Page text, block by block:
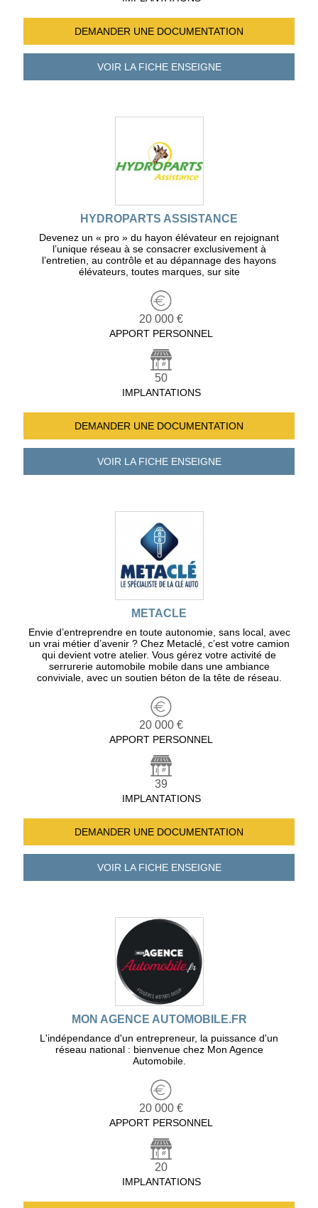
DEMANDER UNE DOCUMENTATION
VOIR LA FICHEENSEIGNE
HYDROPARTS ASSISTANCE
Devenez un « pro » du hayon élévateur en rejoignant
l’unique réseau à se consacrer exclusivement à
l’entretien, au contrôle et au dépannage des hayons
élévateurs, toutes marques, sur site
20 000 €
APPORT PERSONNEL
50
IMPLANTATIONS
DEMANDER UNE DOCUMENTATION
VOIR LA FICHEENSEIGNE
METACLE
Envie d’entreprendre en toute autonomie, sans local, avec
un vrai métier d’avenir ? Chez Metaclé, c’est votre camion
qui devient votre atelier. Vous gérez votre activité de
serrurerie automobile mobile dans une ambiance
conviviale, avec un soutien béton de la tête de réseau.
20 000 €
APPORT PERSONNEL
39
IMPLANTATIONS
DEMANDER UNE DOCUMENTATION
VOIR LA FICHEENSEIGNE
MON AGENCE AUTOMOBILE.FR
L'indépendance d'un entrepreneur, la puissance d'un
réseau national : bienvenue chez Mon Agence
Automobile.
20 000 €
APPORT PERSONNEL
20
IMPLANTATIONS